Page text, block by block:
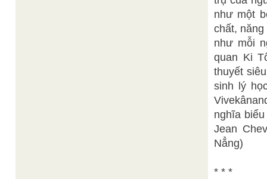
như một
chất,
như mỗi
quan Ki
thuyết
sinh lý
nghĩa
Jean
Nẳng)
* * *